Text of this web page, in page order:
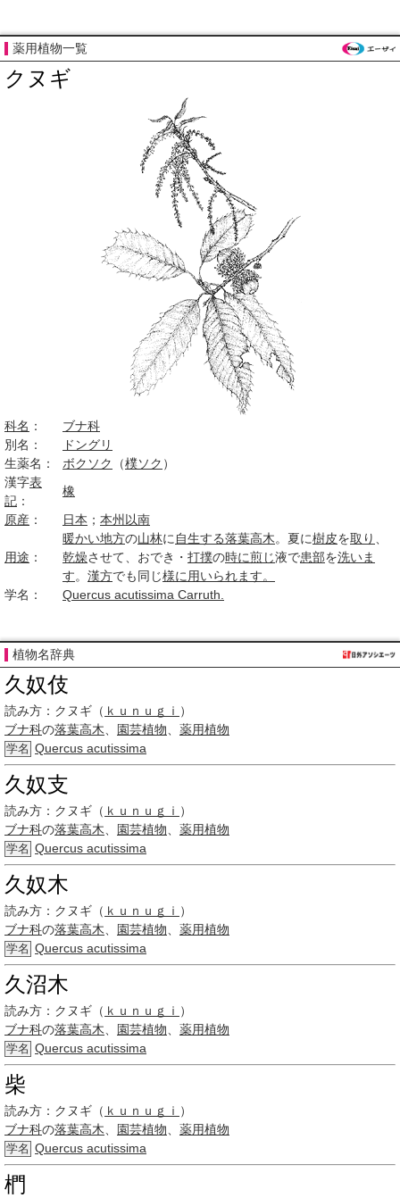
薬用植物一覧
クヌギ
科名 ：
ブナ科
別名：
ドングリ
生薬名：
ボクソク （樸ソク ）
漢字表
記 ：
橡
原産 ： 日本 ； 本州以南
用途 ：
暖かい地方の山林に 自生する落葉高木。夏に樹皮を取り
乾燥させて、おでき・ 打撲の時に煎じ液で患部を洗いま
す。 漢方でも同じ様に 用いられます。
学名：
Quercus acutissima Carruth.
植物名辞典
久奴伎
読み方： クヌギ（ ｋｕｎｕｇｉ ）
ブナ科の落葉高木 園芸植物 薬用植物
学名 Quercus acutissima
久奴支
読み方： クヌギ（ ｋｕｎｕｇｉ ）
ブナ科の落葉高木 園芸植物 薬用植物
学名 Quercus acutissima
久奴木
読み方： クヌギ（ ｋｕｎｕｇｉ ）
ブナ科の落葉高木 園芸植物 薬用植物
学名 Quercus acutissima
久沼木
読み方： クヌギ（ ｋｕｎｕｇｉ ）
ブナ科の落葉高木 園芸植物 薬用植物
学名 Quercus acutissima
柴
読み方： クヌギ（ ｋｕｎｕｇｉ ）
ブナ科の落葉高木 園芸植物 薬用植物
学名 Quercus acutissima
椚